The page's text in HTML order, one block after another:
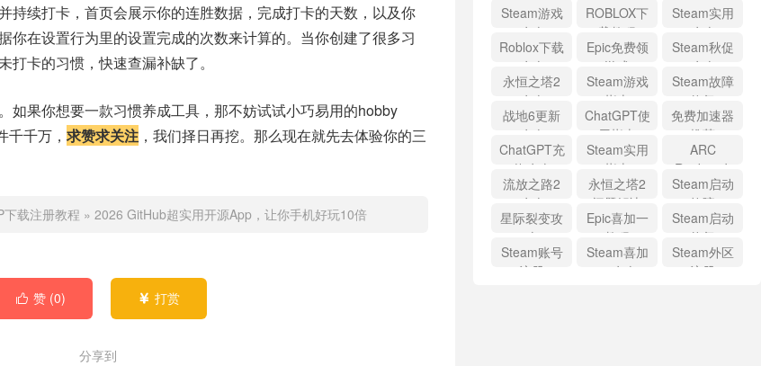
持续打卡，首页会展示你的连胜数据，完成打卡的天数，以及你
你在设置行为里的设置完成的次数来计算的。当你创建了很多习
卡的习惯，快速查漏补缺了。
如果你想要一款习惯养成工具，那不妨试试小巧易用的hobby
千万， 求赞求关注 ，我们择日再挖。那么现在就先去体验你的三
下载注册教程 » 2026 GitHub超实用开源App，让你手机好玩10倍
 赞 (0)  打赏
分享到
Steam游戏
攻略
ROBLOX下
载教程
Steam实用
攻略
Roblox下载
攻略
Epic免费领
游戏
Steam秋促
攻略
永恒之塔2
攻略
Steam游戏
指南
Steam故障
修复
战地6更新
攻略
ChatGPT使
用指南
免费加速器
推荐
ChatGPT充
值攻略
Steam实用
指南
ARC
Raiders攻
略
流放之路2
攻略
永恒之塔2
问题解决
Steam启动
故障
星际裂变攻
略
Epic喜加一
教程
Steam启动
修复
Steam账号
注册
Steam喜加
一攻略
Steam外区
注册